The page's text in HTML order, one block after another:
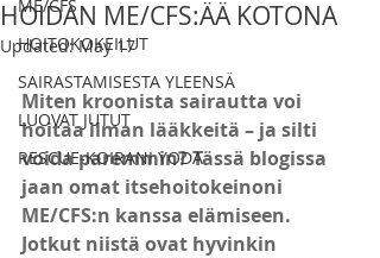
ME/CFS
HOITOKOKEILUT
SAIRASTAMISESTA YLEENSÄ
LUOVAT JUTUT
RESCUE-KOIRANI YODA
HOIDAN ME/CFS:ÄÄ KOTONA
Updated:May 17
Miten kroonista sairautta voi
hoitaa ilman lääkkeitä – ja silti
voida paremmin? Tässä blogissa
jaan omat itsehoitokeinoni
ME/CFS:n kanssa elämiseen.
Jotkut niistä ovat hyvinkin